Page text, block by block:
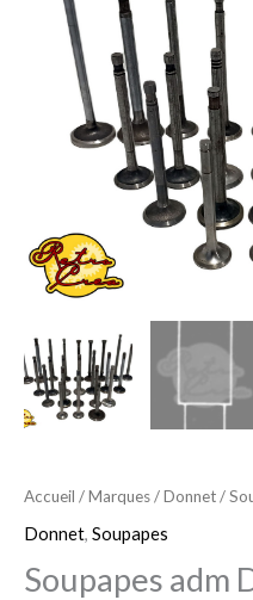
Accueil /Marques/Donnet/
Donnet, Soupapes
Soupapes adm
Soupapes
Donnet